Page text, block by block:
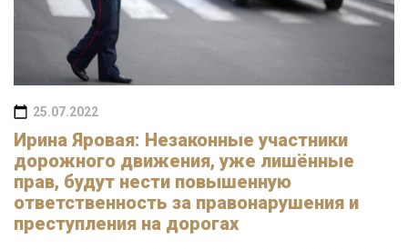
25.07.2022
Ирина Яровая: Незаконные участники
дорожного движения, уже лишённые
прав, будут нести повышенную
ответственность за правонарушения и
преступления на дорогах